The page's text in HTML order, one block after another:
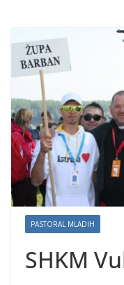
PASTORAL MLADIH
SHKM